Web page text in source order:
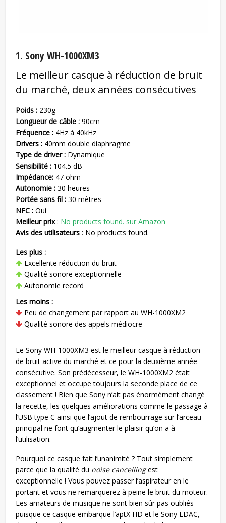
1. Sony WH-1000XM3
Le meilleur casque à réduction de bruit
du marché, deux années consécutives
Poids : 230g
Longueur de câble :90cm
Fréquence : 4Hz à 40kHz
Drivers : 40mm double diaphragme
Type de driver : Dynamique
Sensibilité : 104.5 dB
Impédance: 47 ohm
Autonomie :30 heures
Portée sans fil :30 mètres
NFC :Oui
Meilleur prix: No products found. sur Amazon
Avis des utilisateurs : No products found.
Les plus :
Excellente réduction du bruit
Qualité sonore exceptionnelle
Autonomie record
Les moins :
Peu de changement par rapport au WH-1000XM2
Qualité sonore des appels médiocre
Le Sony WH-1000XM3 est le meilleur casque à réduction
de bruit active du marché et ce pour la deuxième année
consécutive. Son prédécesseur, le WH-1000XM2 était
exceptionnel et occupe toujours la seconde place de ce
classement ! Bien que Sony n’ait pas énormément changé
la recette, les quelques améliorations comme le passage à
l’USB type C ainsi que l’ajout de rembourrage sur l’arceau
principal ne font qu’augmenter le plaisir qu’on a à
l’utilisation.
Pourquoi ce casque fait l’unanimité ? Tout simplement
parce que la qualité du noise cancellingest
exceptionnelle ! Vous pouvez passer l’aspirateur en le
portant et vous ne remarquerez à peine le bruit du moteur.
Les amateurs de musique ne sont bien sûr pas oubliés
puisque ce casque embarque l’aptX HD et le Sony LDAC,